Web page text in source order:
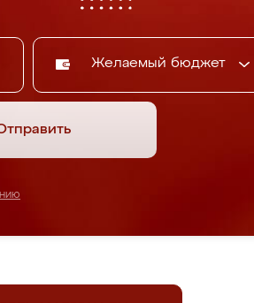
Желаемый бюджет